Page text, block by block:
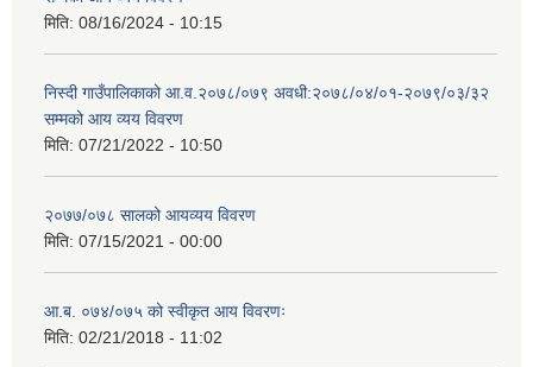
मिति: 08/16/2024 - 10:15
निस्दी गाउँपालिकाको आ.व.२०७८/०७९ अवधी:२०७८/०४/०१-२०७९/०३/३२
सम्मको आय व्यय विवरण
मिति: 07/21/2022 - 10:50
२०७७/०७८ सालको आयव्यय विवरण
मिति: 07/15/2021 - 00:00
आ.ब. ०७४/०७५ को स्वीकृत आय विवरणः
मिति: 02/21/2018 - 11:02